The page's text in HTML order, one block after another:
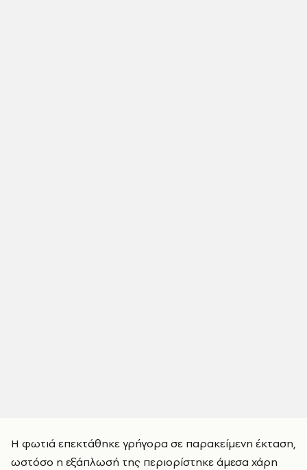
Η φωτιά επεκτάθηκε γρήγορα σε παρακείμενη έκταση,
ωστόσο η εξάπλωσή της περιορίστηκε άμεσα χάρη